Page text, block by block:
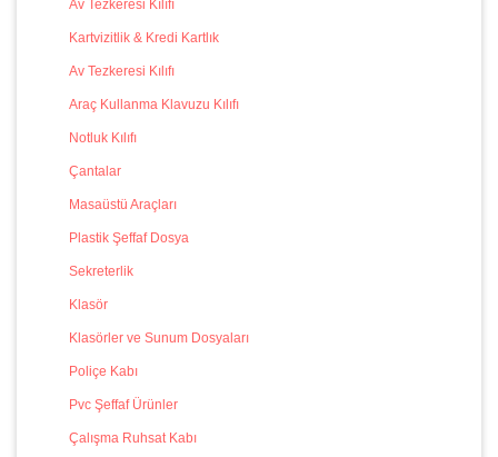
Av Tezkeresi Kılıfı
Kartvizitlik & Kredi Kartlık
Av Tezkeresi Kılıfı
Araç Kullanma Klavuzu Kılıfı
Notluk Kılıfı
Çantalar
Masaüstü Araçları
Plastik Şeffaf Dosya
Sekreterlik
Klasör
Klasörler ve Sunum Dosyaları
Poliçe Kabı
Pvc Şeffaf Ürünler
Çalışma Ruhsat Kabı